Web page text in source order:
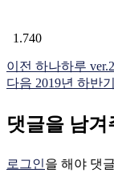
1.740
이전 하나하루
다음 2019년 하반
댓글을 남겨
로그인을 해야 댓